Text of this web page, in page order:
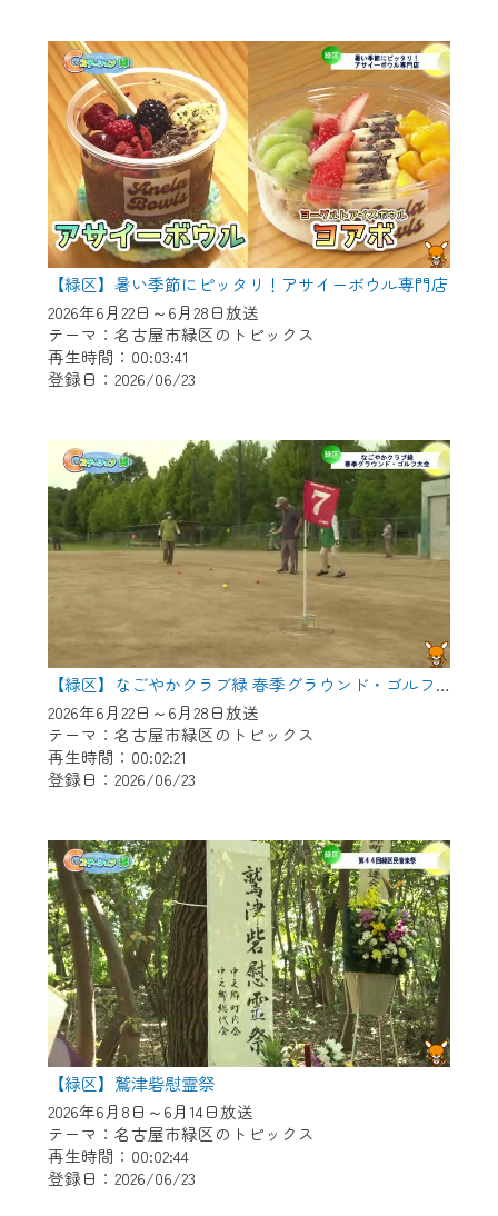
【緑区】暑い季節にピッタリ！アサイーボウル専門店
2026年6月22日～6月28日放送
テーマ：名古屋市緑区のトピックス
再生時間：00:03:41
登録日：2026/06/23
【緑区】なごやかクラブ緑 春季グラウンド・ゴルフ大会
2026年6月22日～6月28日放送
テーマ：名古屋市緑区のトピックス
再生時間：00:02:21
登録日：2026/06/23
【緑区】鷲津砦慰霊祭
2026年6月8日～6月14日放送
テーマ：名古屋市緑区のトピックス
再生時間：00:02:44
登録日：2026/06/23
作業の間は、CCNetWebTVの画面が「メン
テナンス中」になり、ご利用いただけませ
ん。
ご不便をおかけいたしますが、ご了承の程
よろしくお願いいたします。